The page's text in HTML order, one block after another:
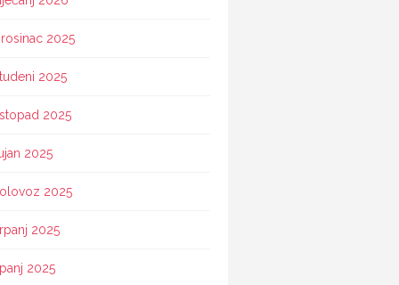
2025
2025
2025
2025
2025
2025
2025